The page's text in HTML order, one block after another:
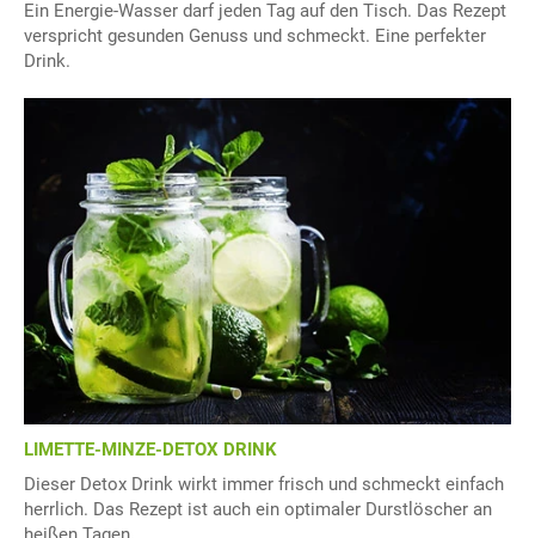
Ein Energie-Wasser darf jeden Tag auf den Tisch. Das Rezept
verspricht gesunden Genuss und schmeckt. Eine perfekter
Drink.
LIMETTE-MINZE-DETOX DRINK
Dieser Detox Drink wirkt immer frisch und schmeckt einfach
herrlich. Das Rezept ist auch ein optimaler Durstlöscher an